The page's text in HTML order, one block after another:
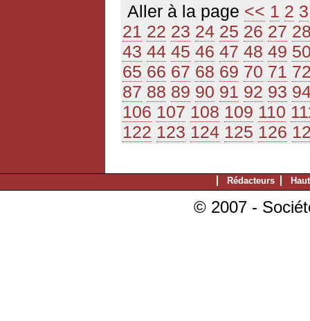
Aller à la page << 1 2 3
21 22 23 24 25 26 27
43 44 45 46 47 48 49
65 66 67 68 69 70 71
87 88 89 90 91 92 93
106 107 108 109 110
122 123 124 125 126
Rédacteurs
© 2007 -